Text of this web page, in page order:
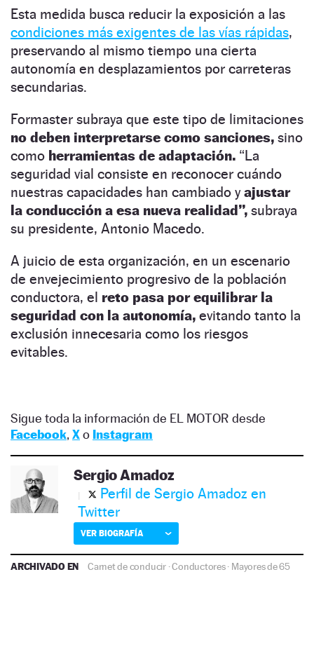
Esta medida busca reducir la exposición a las
condiciones más exigentes de las vías rápidas,
preservando al mismo tiempo una cierta
autonomía en desplazamientos por carreteras
secundarias.
Formaster subraya que este tipo de limitaciones
no deben interpretarse como sanciones, sino
como herramientas de adaptación. “La
seguridad vial consiste en reconocer cuándo
nuestras capacidades han cambiado yajustar
la conducción a esa nueva realidad”, subraya
su presidente, Antonio Macedo.
A juicio de esta organización, en un escenario
de envejecimiento progresivo de la población
conductora, el reto pasa por equilibrar la
seguridad con la autonomía, evitando tanto la
exclusión innecesaria como los riesgos
evitables.
Sigue toda la información de EL MOTOR desde
Facebook, Xo Instagram
Sergio Amadoz
Perfil de Sergio Amadoz en
Twitter
VER BIOGRAFÍA
ARCHIVADO EN Carnet de conducir·Conductores· Mayores de 65